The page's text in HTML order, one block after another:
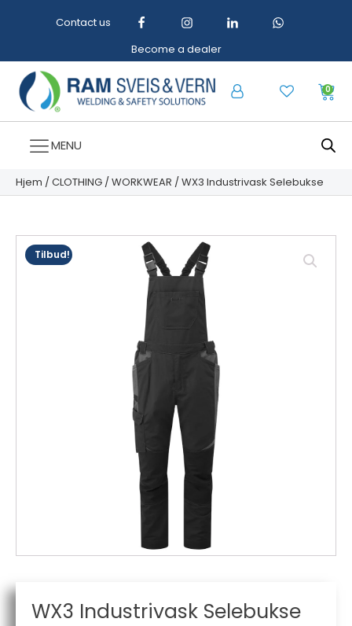
Contact us
Become a dealer
0
MENU
Hjem /CLOTHING /WORKWEAR / WX3 Industrivask Selebukse
Tilbud!
WX3 Industrivask Selebukse